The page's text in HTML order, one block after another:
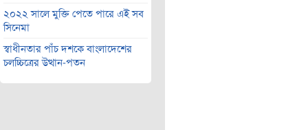
২০২২ সালে মুক্তি পেতে পারে এই সব
সিনেমা
স্বাধীনতার পাঁচ দশকে বাংলাদেশের
চলচ্চিত্রের উত্থান-পতন